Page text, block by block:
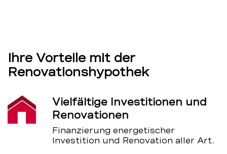
Ihre Vorteile mit der
Renovationshypothek
Vielfältige Investitionen und
Renovationen
Finanzierung energetischer
Investition und Renovation aller Art.